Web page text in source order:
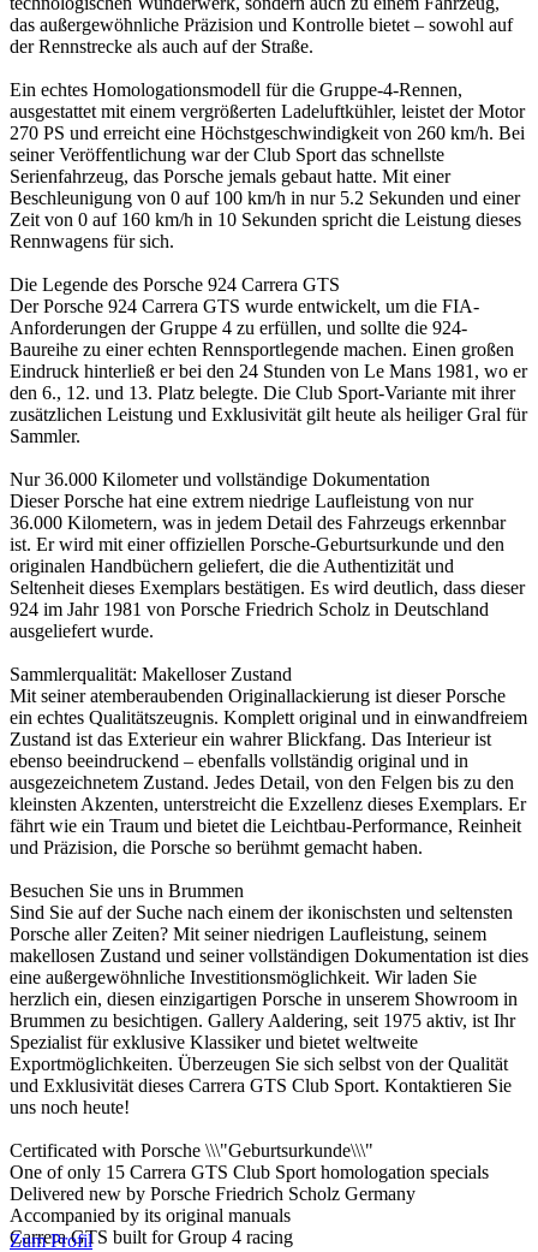
das außergewöhnliche Präzision und Kontrolle bietet – sowohl auf
der Rennstrecke als auch auf der Straße.
Ein echtes Homologationsmodell für die Gruppe-4-Rennen,
ausgestattet mit einem vergrößerten Ladeluftkühler, leistet der Motor
270 PS und erreicht eine Höchstgeschwindigkeit von 260 km/h. Bei
seiner Veröffentlichung war der Club Sport das schnellste
Serienfahrzeug, das Porsche jemals gebaut hatte. Mit einer
Beschleunigung von 0 auf 100 km/h in nur 5.2 Sekunden und einer
Zeit von 0 auf 160 km/h in 10 Sekunden spricht die Leistung dieses
Rennwagens für sich.
Die Legende des Porsche 924 Carrera GTS
Der Porsche 924 Carrera GTS wurde entwickelt, um die FIA-
Anforderungen der Gruppe 4 zu erfüllen, und sollte die 924-
Baureihe zu einer echten Rennsportlegende machen. Einen großen
Eindruck hinterließ er bei den 24 Stunden von Le Mans 1981, wo er
den 6., 12. und 13. Platz belegte. Die Club Sport-Variante mit ihrer
zusätzlichen Leistung und Exklusivität gilt heute als heiliger Gral für
Sammler.
Nur 36.000 Kilometer und vollständige Dokumentation
Dieser Porsche hat eine extrem niedrige Laufleistung von nur
36.000 Kilometern, was in jedem Detail des Fahrzeugs erkennbar
ist. Er wird mit einer offiziellen Porsche-Geburtsurkunde und den
originalen Handbüchern geliefert, die die Authentizität und
Seltenheit dieses Exemplars bestätigen. Es wird deutlich, dass dieser
924 im Jahr 1981 von Porsche Friedrich Scholz in Deutschland
ausgeliefert wurde.
Sammlerqualität: Makelloser Zustand
Mit seiner atemberaubenden Originallackierung ist dieser Porsche
ein echtes Qualitätszeugnis. Komplett original und in einwandfreiem
Zustand ist das Exterieur ein wahrer Blickfang. Das Interieur ist
ebenso beeindruckend – ebenfalls vollständig original und in
ausgezeichnetem Zustand. Jedes Detail, von den Felgen bis zu den
kleinsten Akzenten, unterstreicht die Exzellenz dieses Exemplars. Er
fährt wie ein Traum und bietet die Leichtbau-Performance, Reinheit
und Präzision, die Porsche so berühmt gemacht haben.
Besuchen Sie uns in Brummen
Sind Sie auf der Suche nach einem der ikonischsten und seltensten
Porsche aller Zeiten? Mit seiner niedrigen Laufleistung, seinem
makellosen Zustand und seiner vollständigen Dokumentation ist dies
eine außergewöhnliche Investitionsmöglichkeit. Wir laden Sie
herzlich ein, diesen einzigartigen Porsche in unserem Showroom in
Brummen zu besichtigen. Gallery Aaldering, seit 1975 aktiv, ist Ihr
Spezialist für exklusive Klassiker und bietet weltweite
Exportmöglichkeiten. Überzeugen Sie sich selbst von der Qualität
und Exklusivität dieses Carrera GTS Club Sport. Kontaktieren Sie
uns noch heute!
Certificated with Porsche \\\"Geburtsurkunde\\\"
One of only 15 Carrera GTS Club Sport homologation specials
Delivered new by Porsche Friedrich Scholz Germany
Accompanied by its original manuals
Carrera GTS built for Group 4 racing
Zum Profil